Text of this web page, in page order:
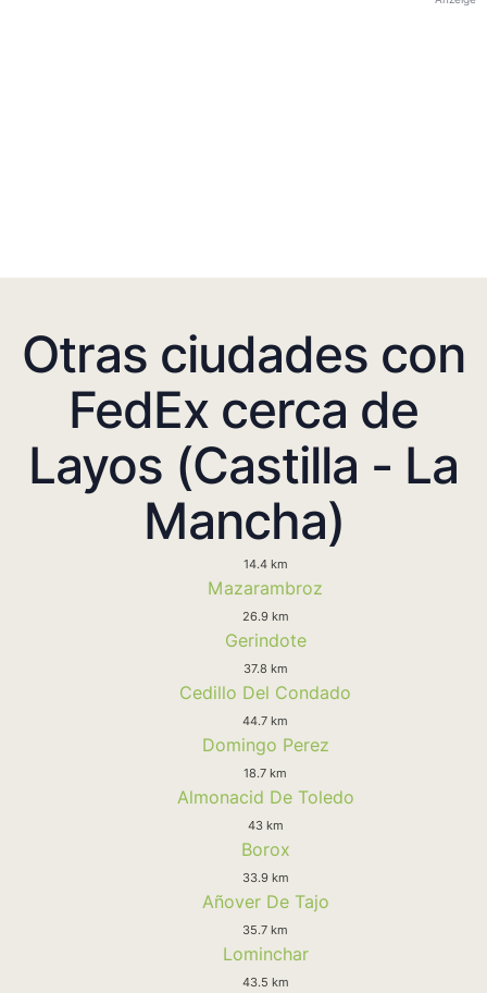
Otras ciudades con
FedEx cerca de
Layos (Castilla - La
Mancha)
14.4 km
Mazarambroz
26.9 km
Gerindote
37.8 km
Cedillo Del Condado
44.7 km
Domingo Perez
18.7 km
Almonacid De Toledo
43 km
Borox
33.9 km
Añover De Tajo
35.7 km
Lominchar
43.5 km